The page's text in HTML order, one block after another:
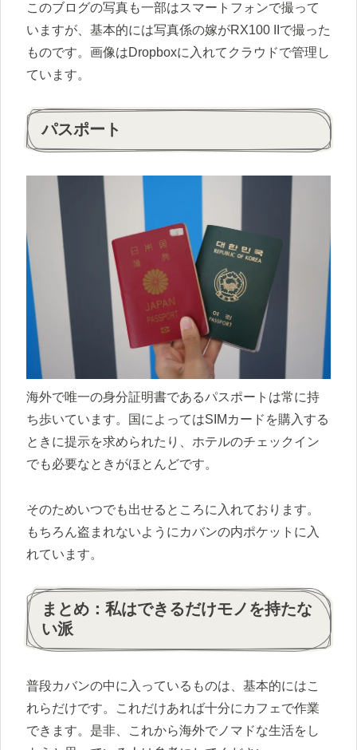
このブログの写真も一部はスマートフォンで撮って
いますが、基本的には写真係の嫁がRX100 IIで撮った
ものです。画像はDropboxに入れてクラウドで管理し
ています。
パスポート
海外で唯一の身分証明書であるパスポートは常に持
ち歩いています。国によってはSIMカードを購入する
ときに提示を求められたり、ホテルのチェックイン
でも必要なときがほとんどです。
そのためいつでも出せるところに入れております。
もちろん盗まれないようにカバンの内ポケットに入
れています。
まとめ：私はできるだけモノを持たな
い派
普段カバンの中に入っているものは、基本的にはこ
れらだけです。これだけあれば十分にカフェで作業
できます。是非、これから海外でノマドな生活をし